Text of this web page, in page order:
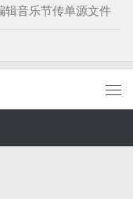
辑音乐节传单源文件